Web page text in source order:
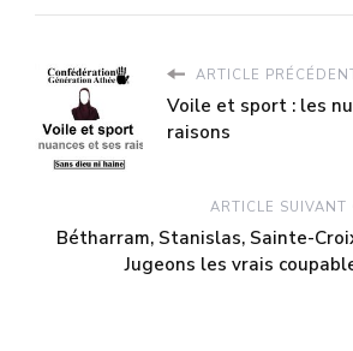
ARTICLE
Voile et sport : les
raisons
ARTICLE SUIVANT
Bétharram, Stanislas, Sainte-
Jugeons les vrais